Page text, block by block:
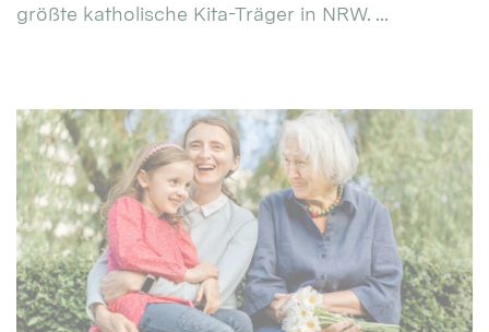
größte katholische Kita-Träger in NRW. ...